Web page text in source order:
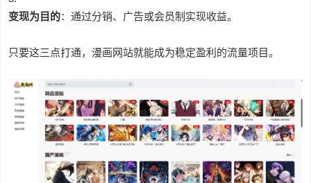
变现为目的：通过分销、广告或会员制实现收益。
只要这三点打通，漫画网站就能成为稳定盈利的流量项目。